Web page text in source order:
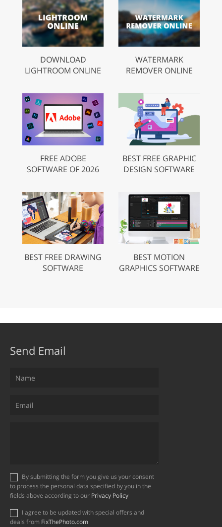
DOWNLOAD
LIGHTROOM ONLINE
WATERMARK
REMOVER ONLINE
FREE ADOBE
SOFTWARE OF 2026
BEST FREE GRAPHIC
DESIGN SOFTWARE
BEST FREE DRAWING
SOFTWARE
BEST MOTION
GRAPHICS SOFTWARE
Send Email
to process the personal data specified by you in the
fields above according to our Privacy Policy
deals from FixThePhoto.com